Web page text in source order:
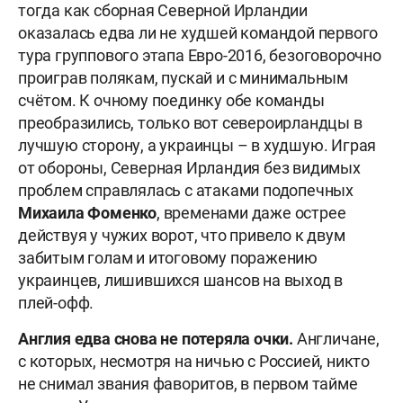
тогда как сборная Северной Ирландии
оказалась едва ли не худшей командой первого
тура группового этапа Евро-2016, безоговорочно
проиграв полякам, пускай и с минимальным
счётом. К очному поединку обе команды
преобразились, только вот североирландцы в
лучшую сторону, а украинцы – в худшую. Играя
от обороны, Северная Ирландия без видимых
проблем справлялась с атаками подопечных
Михаила Фоменко, временами даже острее
действуя у чужих ворот, что привело к двум
забитым голам и итоговому поражению
украинцев, лишившихся шансов на выход в
плей-офф.
Англия едва снова не потеряла очки. Англичане,
с которых, несмотря на ничью с Россией, никто
не снимал звания фаворитов, в первом тайме